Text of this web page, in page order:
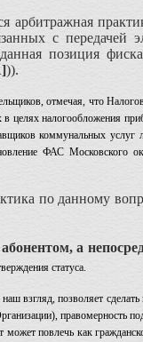
с передачей
позиция
)).
отмечая, что
целях налогообложения
коммунальных
ФАС Московского
по данному
абонентом, а
статуса.
позволяет сделать
повлечь как